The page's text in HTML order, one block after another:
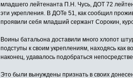
младшего лейтенанта П.Н. Чусь, ДОТ 72
эти укрепления. В ДОТе 51, как сообщил
проявили себя младший сержант Сорокин,
Воины батальона доставили много хлопот
подступы к своим укреплениям, находясь как
наконец, удавалось подобраться
Это были вынуждены признать в своих